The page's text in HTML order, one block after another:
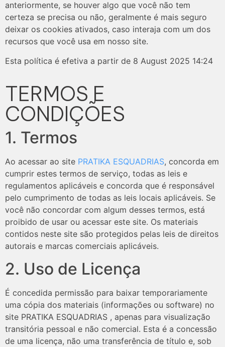
anteriormente, se houver algo que você não tem
certeza se precisa ou não, geralmente é mais seguro
deixar os cookies ativados, caso interaja com um dos
recursos que você usa em nosso site.
Esta política é efetiva a partir de 8 August 2025 14:24
TERMOS E
CONDIÇÕES
1. Termos
Ao acessar ao site PRATIKA ESQUADRIAS, concorda em
cumprir estes termos de serviço, todas as leis e
regulamentos aplicáveis ​​e concorda que é responsável
pelo cumprimento de todas as leis locais aplicáveis. Se
você não concordar com algum desses termos, está
proibido de usar ou acessar este site. Os materiais
contidos neste site são protegidos pelas leis de direitos
autorais e marcas comerciais aplicáveis.
2. Uso de Licença
É concedida permissão para baixar temporariamente
uma cópia dos materiais (informações ou software) no
site PRATIKA ESQUADRIAS , apenas para visualização
transitória pessoal e não comercial. Esta é a concessão
de uma licença, não uma transferência de título e, sob